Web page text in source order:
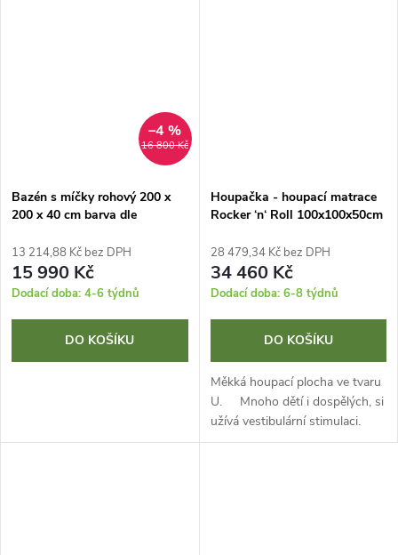
16 800 Kč
–4 %
Bazén s míčky rohový 200 x
200 x 40 cm barva dle
13 214,88 Kč bez DPH
15 990 Kč
Dodací doba: 4-6 týdnů
DO KOŠÍKU
Houpačka - houpací matrace
Rocker ‘n‘ Roll 100x100x50cm
28 479,34 Kč bez DPH
34 460 Kč
Dodací doba: 6-8 týdnů
DO KOŠÍKU
Měkká houpací plocha ve tvaru
U. Mnoho dětí i dospělých, si
užívá vestibulární stimulaci.
Vhodné pro všechny, kteří se